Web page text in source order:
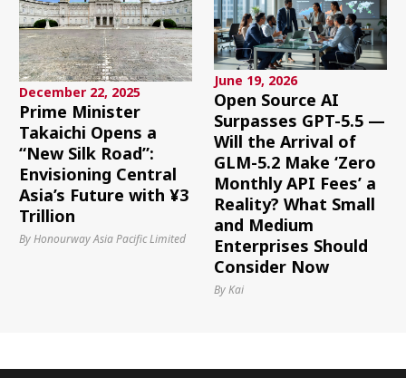
December 22, 2025
Prime Minister
Takaichi Opens a
“New Silk Road”:
Envisioning Central
Asia’s Future with ¥3
Trillion
By Honourway Asia Pacific Limited
June 19, 2026
Open Source AI
Surpasses GPT-5.5 —
Will the Arrival of
GLM-5.2 Make ‘Zero
Monthly API Fees’ a
Reality? What Small
and Medium
Enterprises Should
Consider Now
By Kai